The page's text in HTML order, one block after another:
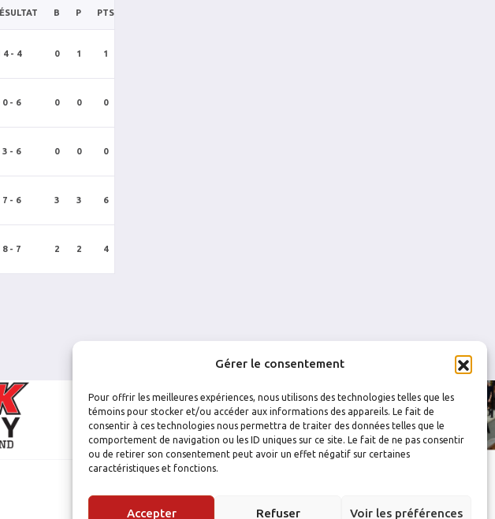
Gérer le consentement
Pour offrir les meilleures expériences, nous utilisons des technologies telles que les
témoins pour stocker et/ou accéder aux informations des appareils. Le fait de
consentir à ces technologies nous permettra de traiter des données telles que le
comportement de navigation ou les ID uniques sur ce site. Le fait de ne pas consentir
ou de retirer son consentement peut avoir un effet négatif sur certaines
caractéristiques et fonctions.
Accepter Refuser Voir les préférences
B P PTS
4 - 4 0 1 1
0 - 6 0 0 0
3 - 6 0 0 0
7 - 6 3 3 6
8 - 7 2 2 4